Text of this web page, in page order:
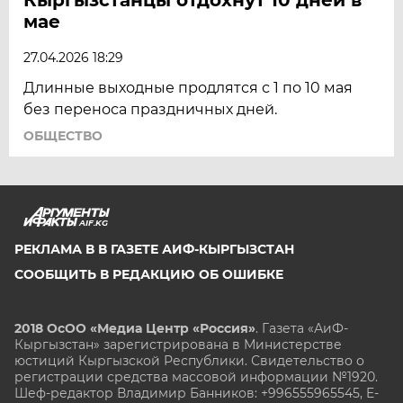
ЧИТА
ЯМАЛ
ЯРОСЛАВЛЬ
мае
27.04.2026 18:29
Длинные выходные продлятся с 1 по 10 мая
без переноса праздничных дней.
ОБЩЕСТВО
AIF.KG
РЕКЛАМА В В ГАЗЕТЕ АИФ-КЫРГЫЗСТАН
СООБЩИТЬ В РЕДАКЦИЮ ОБ ОШИБКЕ
2018 ОсОО «Медиа Центр «Россия». Газета «АиФ-
Кыргызстан» зарегистрирована в Министерстве
юстиций Кыргызской Республики. Свидетельство о
регистрации средства массовой информации №1920.
Шеф-редактор Владимир Банников: +996555965545, E-